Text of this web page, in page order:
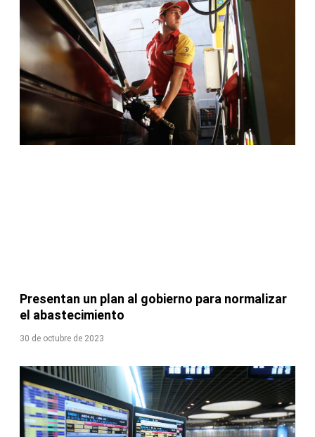
Presentan un plan al gobierno para normalizar
el abastecimiento
30 de octubre de 2023